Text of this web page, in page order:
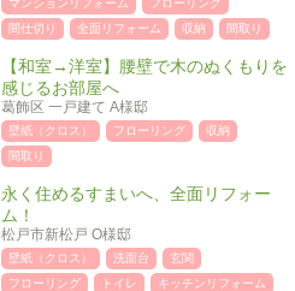
マンションリフォーム
フローリング
間仕切り
全面リフォーム 収納 間取り
【和室→洋室】腰壁で木のぬくもりを
感じるお部屋へ
葛飾区 一戸建て A様邸
壁紙（クロス） フローリング
収納
間取り
永く住めるすまいへ、全面リフォー
ム！
松戸市新松戸 O様邸
壁紙（クロス） 洗面台
玄関
フローリング
トイレ
キッチンリフォーム